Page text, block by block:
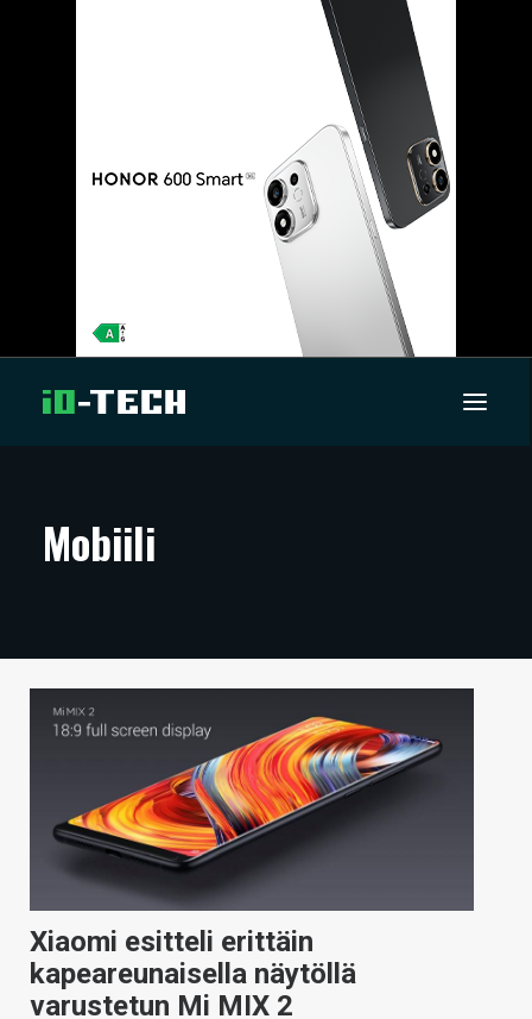
ARTIKKELIT
TECHBBS
TIETOA
KAUPPA
VAIHDA TEEMA
HAKU
Mobiili
Xiaomi esitteli erittäin
kapeareunaisella näytöllä
varustetun Mi MIX 2